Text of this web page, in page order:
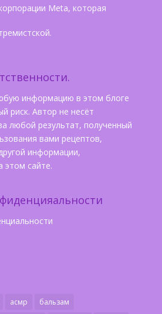
Meta, которая
информацию в этом блоге
риск. Автор не несёт
любой результат, полученный
вами рецептов,
информации,
этом сайте.
асмр
бальзам